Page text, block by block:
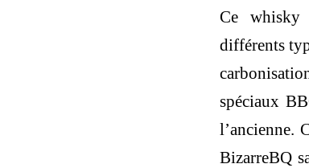
Ce whisky
différents
spéciaux
l’ancienne.
BizarreBQ